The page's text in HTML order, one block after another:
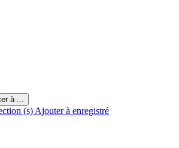
à ...
(s) Ajouter à enregistré